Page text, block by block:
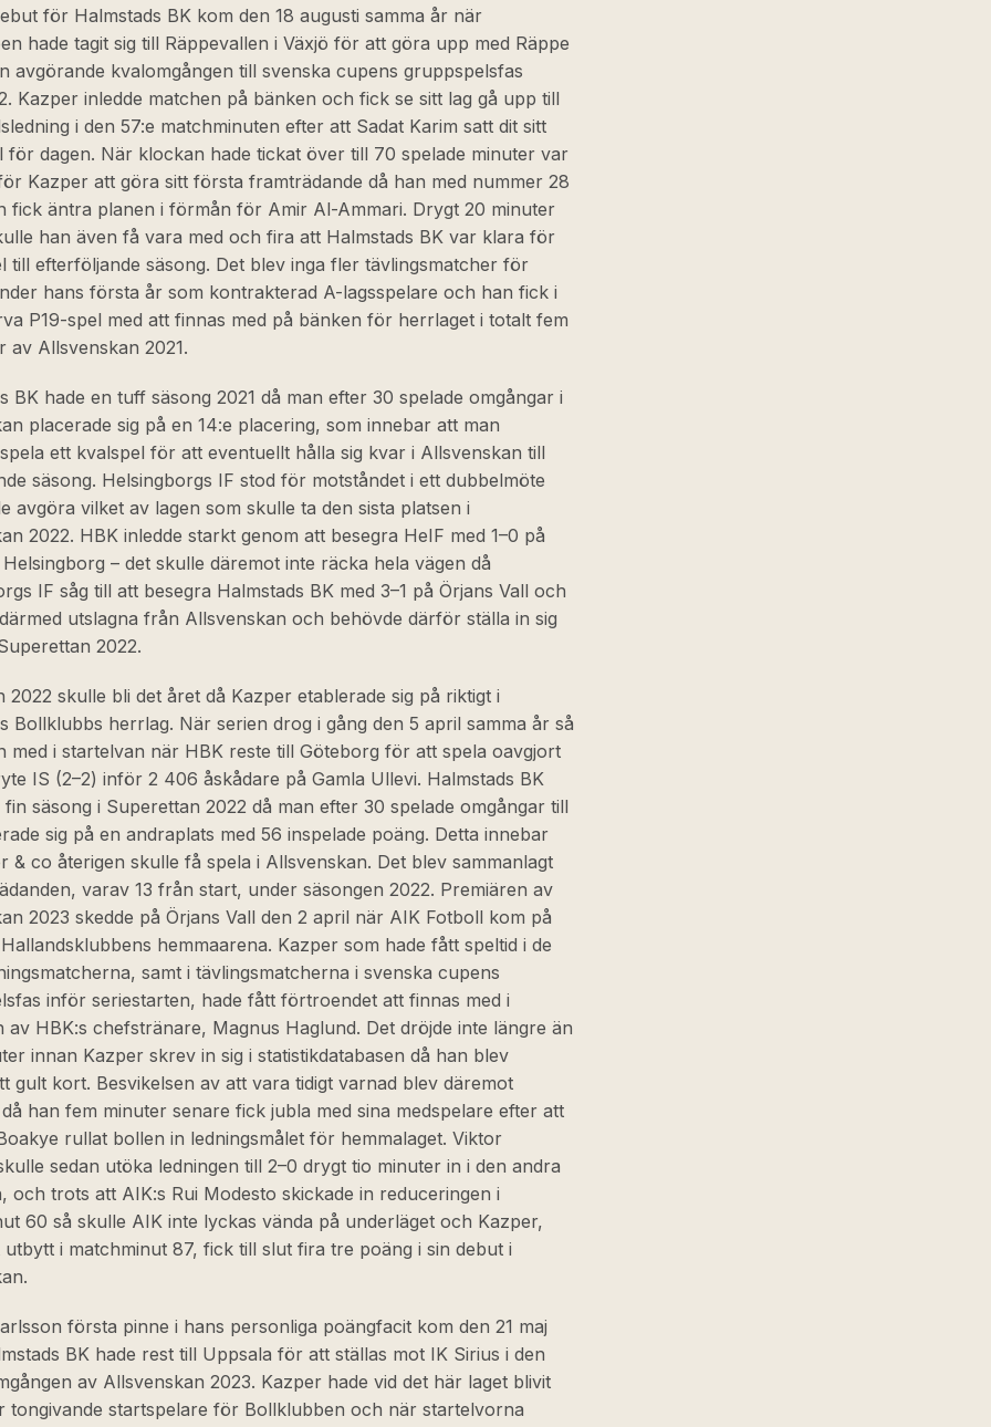
för Halmstads BK kom den 18 augusti samma år när
hade tagit sig till Räppevallen i Växjö för att göra upp med Räppe
avgörande kvalomgången till svenska cupens gruppspelsfas
Kazper inledde matchen på bänken och fick se sitt lag gå upp till
i den 57:e matchminuten efter att Sadat Karim satt dit sitt
för dagen. När klockan hade tickat över till 70 spelade minuter var
Kazper att göra sitt första framträdande då han med nummer 28
fick äntra planen i förmån för Amir Al-Ammari. Drygt 20 minuter
han även få vara med och fira att Halmstads BK var klara för
till efterföljande säsong. Det blev inga fler tävlingsmatcher för
hans första år som kontrakterad A-lagsspelare och han fick i
P19-spel med att finnas med på bänken för herrlaget i totalt fem
av Allsvenskan 2021.
BK hade en tuff säsong 2021 då man efter 30 spelade omgångar i
placerade sig på en 14:e placering, som innebar att man
ett kvalspel för att eventuellt hålla sig kvar i Allsvenskan till
säsong. Helsingborgs IF stod för motståndet i ett dubbelmöte
avgöra vilket av lagen som skulle ta den sista platsen i
2022. HBK inledde starkt genom att besegra HeIF med 1–0 på
– det skulle däremot inte räcka hela vägen då
IF såg till att besegra Halmstads BK med 3–1 på Örjans Vall och
utslagna från Allsvenskan och behövde därför ställa in sig
2022.
2022 skulle bli det året då Kazper etablerade sig på riktigt i
Bollklubbs herrlag. När serien drog i gång den 5 april samma år så
med i startelvan när HBK reste till Göteborg för att spela oavgjort
IS (2–2) inför 2 406 åskådare på Gamla Ullevi. Halmstads BK
säsong i Superettan 2022 då man efter 30 spelade omgångar till
sig på en andraplats med 56 inspelade poäng. Detta innebar
& co återigen skulle få spela i Allsvenskan. Det blev sammanlagt
varav 13 från start, under säsongen 2022. Premiären av
2023 skedde på Örjans Vall den 2 april när AIK Fotboll kom på
hemmaarena. Kazper som hade fått speltid i de
samt i tävlingsmatcherna i svenska cupens
inför seriestarten, hade fått förtroendet att finnas med i
av HBK:s chefstränare, Magnus Haglund. Det dröjde inte längre än
innan Kazper skrev in sig i statistikdatabasen då han blev
gult kort. Besvikelsen av att vara tidigt varnad blev däremot
han fem minuter senare fick jubla med sina medspelare efter att
rullat bollen in ledningsmålet för hemmalaget. Viktor
sedan utöka ledningen till 2–0 drygt tio minuter in i den andra
och trots att AIK:s Rui Modesto skickade in reduceringen i
60 så skulle AIK inte lyckas vända på underläget och Kazper,
utbytt i matchminut 87, fick till slut fira tre poäng i sin debut i
första pinne i hans personliga poängfacit kom den 21 maj
BK hade rest till Uppsala för att ställas mot IK Sirius i den
av Allsvenskan 2023. Kazper hade vid det här laget blivit
tongivande startspelare för Bollklubben och när startelvorna